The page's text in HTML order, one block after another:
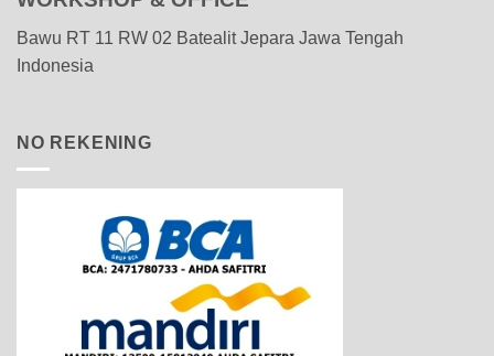
Bawu RT 11 RW 02 Batealit Jepara Jawa Tengah
Indonesia
NO REKENING